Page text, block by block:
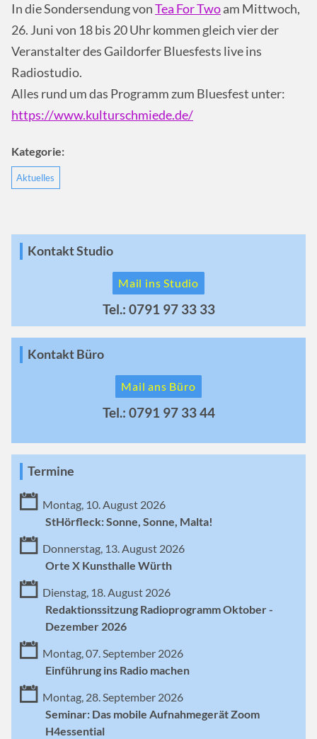
In die Sondersendung vonTea For Twoam Mittwoch,
26. Juni von 18 bis 20 Uhr kommen gleich vier der
Veranstalter des Gaildorfer Bluesfests live ins
Radiostudio.
Alles rund um das Programm zum Bluesfest unter:
https://www.kulturschmiede.de/
Kategorie:
Aktuelles
Kontakt Studio
Mail ins Studio
Tel.: 0791 97 33 33
Kontakt Büro
Mail ans Büro
Tel.: 0791 97 33 44
Termine
Montag, 10. August 2026
StHörfleck: Sonne, Sonne, Malta!
Donnerstag, 13. August 2026
Orte X Kunsthalle Würth
Dienstag, 18. August 2026
Redaktionssitzung Radioprogramm Oktober -
Dezember 2026
Montag, 07. September 2026
Einführung ins Radio machen
Montag, 28. September 2026
Seminar: Das mobile Aufnahmegerät Zoom
H4essential